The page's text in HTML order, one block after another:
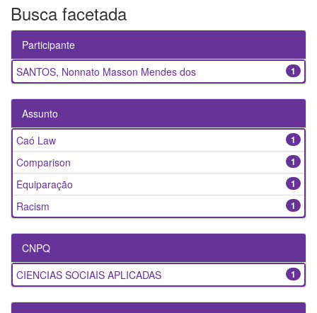
Busca facetada
Participante
1
SANTOS, Nonnato Masson Mendes dos
Assunto
1
Caó Law
1
Comparison
1
Equiparação
1
Racism
CNPQ
1
CIENCIAS SOCIAIS APLICADAS